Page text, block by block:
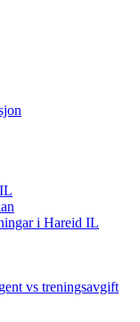
i Hareid IL
vs treningsavgift